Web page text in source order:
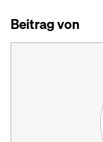
Beitrag von